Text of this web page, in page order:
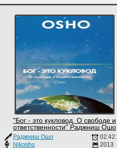
"Бог - это кукловод. О свободе и
ответственности" Раджниш Ошо
Раджниш Ошо
Nikosho
2013